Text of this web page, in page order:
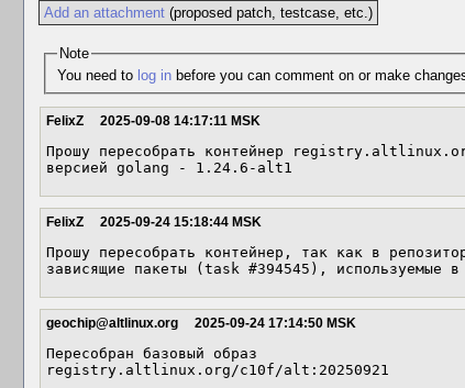
Add an attachment(proposed patch, testcase, etc.)
Note
You need to log in before you can comment on or make
FelixZ 2025-09-08 14:17:11 MSK
Прошу пересобрать контейнер
версией golang - 1.24.6-alt1
FelixZ 2025-09-24 15:18:44 MSK
Прошу пересобрать контейнер, так как в
зависящие пакеты (task #394545), используемые в
geochip@altlinux.org 2025-09-24 17:14:50 MSK
Пересобран базовый образ
registry.altlinux.org/c10f/alt:20250921